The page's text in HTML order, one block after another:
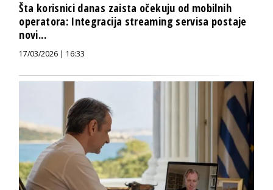
Šta korisnici danas zaista očekuju od mobilnih
operatora: Integracija streaming servisa postaje
novi...
17/03/2026 | 16:33